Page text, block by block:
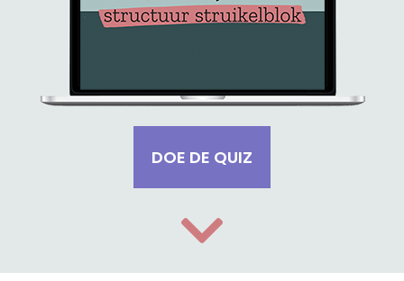
DOE DE QUIZ